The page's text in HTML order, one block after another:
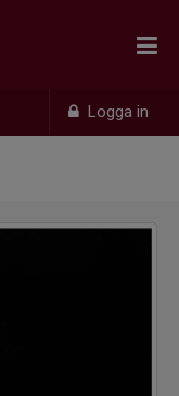
Logga in